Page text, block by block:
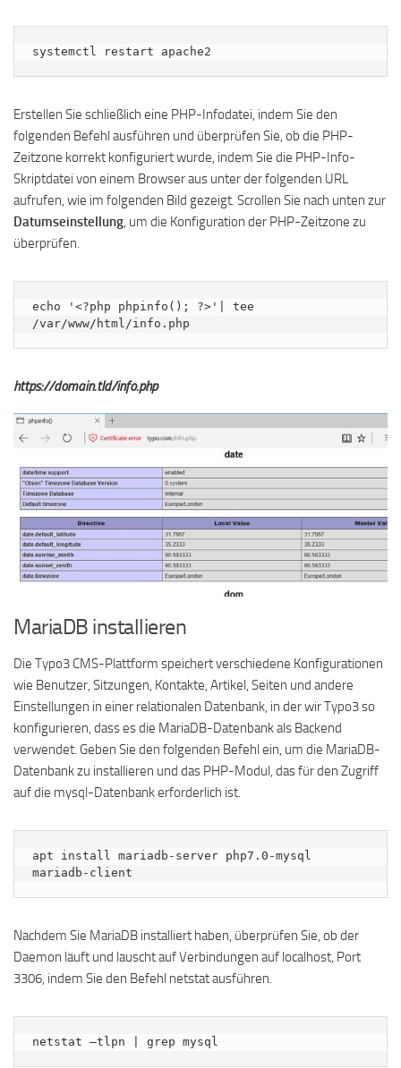
systemctl restart apache2
Erstellen Sie schließlich eine PHP-Infodatei, indem Sie den
folgenden Befehl ausführen und überprüfen Sie, ob die PHP-
Zeitzone korrekt konfiguriert wurde, indem Sie die PHP-Info-
Skriptdatei von einem Browser aus unter der folgenden URL
aufrufen, wie im folgenden Bild gezeigt. Scrollen Sie nach unten zur
Datumseinstellung, um die Konfiguration der PHP-Zeitzone zu
überprüfen.
echo '<?php phpinfo(); ?>'| tee
/var/www/html/info.php
https://domain.tld/info.php
MariaDB installieren
Die Typo3 CMS-Plattform speichert verschiedene Konfigurationen
wie Benutzer, Sitzungen, Kontakte, Artikel, Seiten und andere
Einstellungen in einer relationalen Datenbank, in der wir Typo3 so
konfigurieren, dass es die MariaDB-Datenbank als Backend
verwendet. Geben Sie den folgenden Befehl ein, um die MariaDB-
Datenbank zu installieren und das PHP-Modul, das für den Zugriff
auf die mysql-Datenbank erforderlich ist.
apt install mariadb-server php7.0-mysql
mariadb-client
Nachdem Sie MariaDB installiert haben, überprüfen Sie, ob der
Daemon läuft und lauscht auf Verbindungen auf localhost, Port
3306, indem Sie den Befehl netstat ausführen.
netstat –tlpn | grep mysql